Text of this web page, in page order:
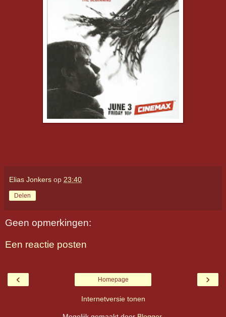
Elias Jonkers op 23:40
Delen
Geen opmerkingen:
Een reactie posten
‹ ›
Homepage
Internetversie tonen